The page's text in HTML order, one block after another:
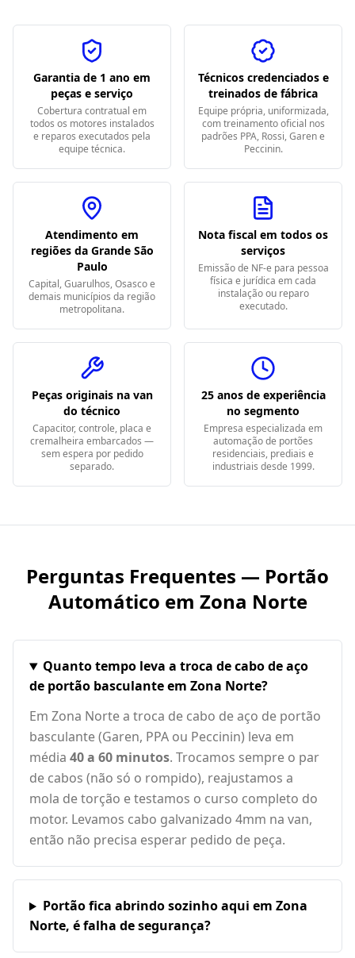
Garantia de 1 ano em
peças e serviço
Cobertura contratual em
todos os motores instalados
e reparos executados pela
equipe técnica.
Técnicos credenciados e
treinados de fábrica
Equipe própria, uniformizada,
com treinamento oficial nos
padrões PPA, Rossi, Garen e
Peccinin.
Atendimento em
regiões da Grande São
Paulo
Capital, Guarulhos, Osasco e
demais municípios da região
metropolitana.
Nota fiscal em todos os
serviços
Emissão de NF-e para pessoa
física e jurídica em cada
instalação ou reparo
executado.
Peças originais na van
do técnico
Capacitor, controle, placa e
cremalheira embarcados —
sem espera por pedido
separado.
25 anos de experiência
no segmento
Empresa especializada em
automação de portões
residenciais, prediais e
industriais desde 1999.
Perguntas Frequentes — Portão
Automático em Zona Norte
Quanto tempo leva a troca de cabo de aço
de portão basculante em Zona Norte?
Em Zona Norte a troca de cabo de aço de portão
basculante (Garen, PPA ou Peccinin) leva em
média 40 a 60 minutos. Trocamos sempre o par
de cabos (não só o rompido), reajustamos a
mola de torção e testamos o curso completo do
motor. Levamos cabo galvanizado 4mm na van,
então não precisa esperar pedido de peça.
Portão fica abrindo sozinho aqui em Zona
Norte, é falha de segurança?